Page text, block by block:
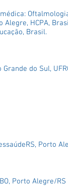
Alegre, HCPA,
Brasil.
do Sul,
Porto
Porto Alegre/RS